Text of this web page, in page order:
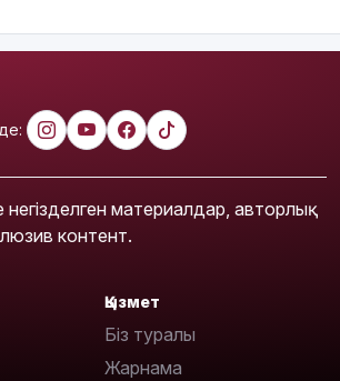
материалдар, авторлық
контент.
Қызмет
Біз туралы
Жарнама